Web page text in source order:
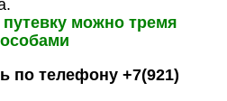
можно тремя
по телефону +7(921)